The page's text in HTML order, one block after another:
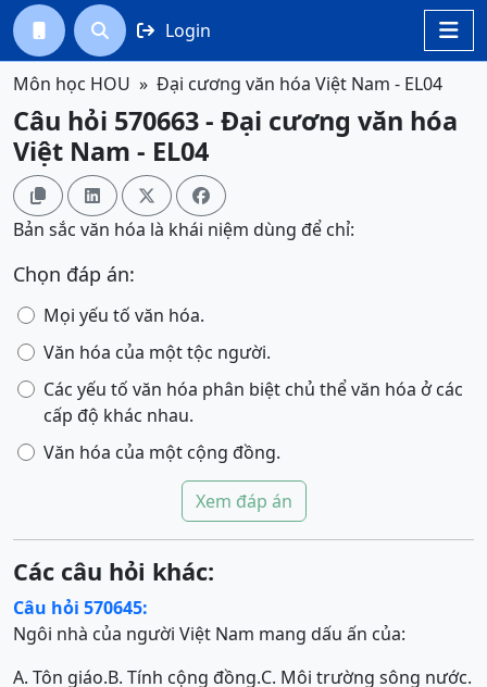

  Login
Môn học HOU Đại cương văn hóa Việt Nam - EL04
Câu hỏi 570663 - Đại cương văn hóa
Việt Nam - EL04
   
Bản sắc văn hóa là khái niệm dùng để chỉ:
Chọn đáp án:
Mọi yếu tố văn hóa.
Văn hóa của một tộc người.
Các yếu tố văn hóa phân biệt chủ thể văn hóa ở các
cấp độ khác nhau.
Văn hóa của một cộng đồng.
Xem đáp án
Các câu hỏi khác:
Câu hỏi 570645:
Ngôi nhà của người Việt Nam mang dấu ấn của:
A. Tôn giáo.B. Tính cộng đồng.C. Môi trường sông nước.